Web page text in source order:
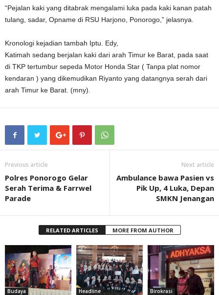
“Pejalan kaki yang ditabrak mengalami luka pada kaki kanan patah
tulang, sadar, Opname di RSU Harjono, Ponorogo,” jelasnya.
Kronologi kejadian tambah Iptu. Edy,
Katimah sedang berjalan kaki dari arah Timur ke Barat, pada saat
di TKP tertumbur sepeda Motor Honda Star ( Tanpa plat nomor
kendaran ) yang dikemudikan Riyanto yang datangnya serah dari
arah Timur ke Barat. (mny).
Previous article
Polres Ponorogo Gelar
Serah Terima & Farrwel
Parade
Next article
Ambulance bawa Pasien vs
Pik Up, 4 Luka, Depan
SMKN Jenangan
RELATED ARTICLES MORE FROM AUTHOR
Budaya Headline Birokrasi